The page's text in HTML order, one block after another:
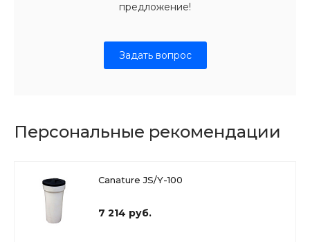
предложение!
Задать вопрос
Персональные рекомендации
Canature JS/Y-100
7 214 руб.